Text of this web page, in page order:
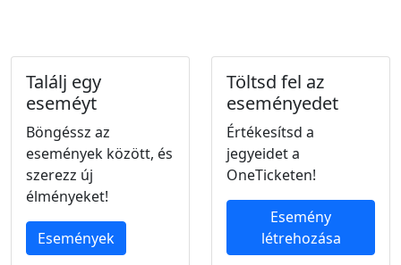
Találj egy
eseméyt
Böngéssz az
események között, és
szerezz új
élményeket!
Események
Töltsd fel az
eseményedet
Értékesítsd a
jegyeidet a
OneTicketen!
Esemény
létrehozása